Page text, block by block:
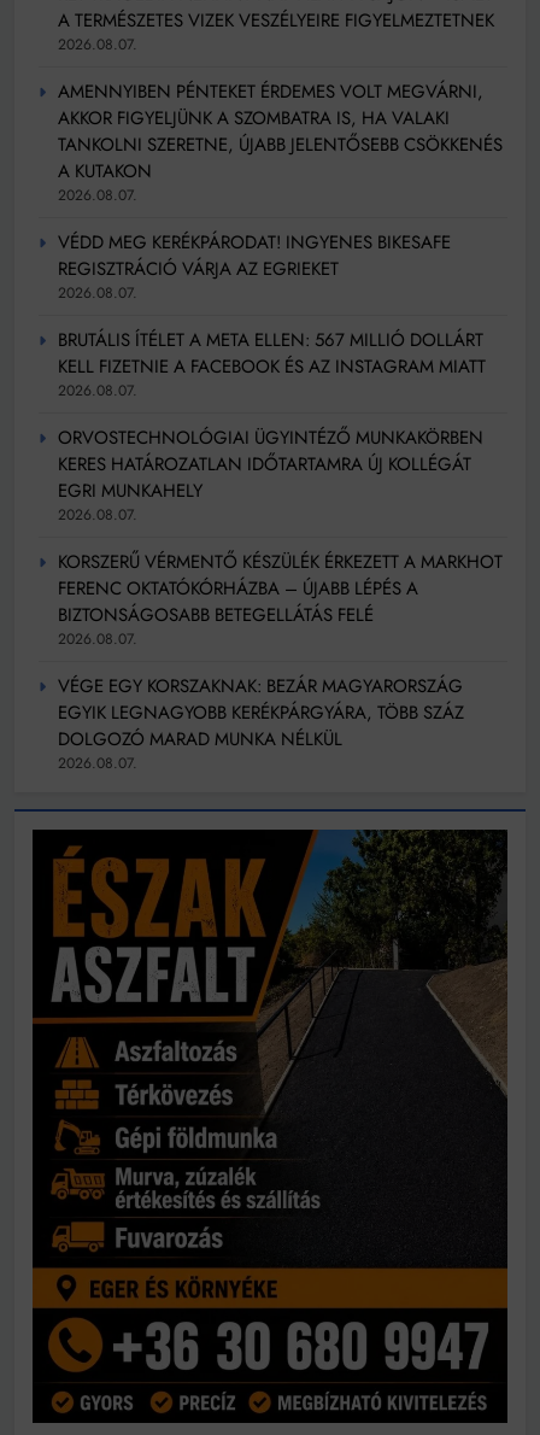
A TERMÉSZETES VIZEK VESZÉLYEIRE FIGYELMEZTETNEK
2026.08.07.
AMENNYIBEN PÉNTEKET ÉRDEMES VOLT MEGVÁRNI,
AKKOR FIGYELJÜNK A SZOMBATRA IS, HA VALAKI
TANKOLNI SZERETNE, ÚJABB JELENTŐSEBB CSÖKKENÉS
A KUTAKON
2026.08.07.
VÉDD MEG KERÉKPÁRODAT! INGYENES BIKESAFE
REGISZTRÁCIÓ VÁRJA AZ EGRIEKET
2026.08.07.
BRUTÁLIS ÍTÉLET A META ELLEN: 567 MILLIÓ DOLLÁRT
KELL FIZETNIE A FACEBOOK ÉS AZ INSTAGRAM MIATT
2026.08.07.
ORVOSTECHNOLÓGIAI ÜGYINTÉZŐ MUNKAKÖRBEN
KERES HATÁROZATLAN IDŐTARTAMRA ÚJ KOLLÉGÁT
EGRI MUNKAHELY
2026.08.07.
KORSZERŰ VÉRMENTŐ KÉSZÜLÉK ÉRKEZETT A MARKHOT
FERENC OKTATÓKÓRHÁZBA – ÚJABB LÉPÉS A
BIZTONSÁGOSABB BETEGELLÁTÁS FELÉ
2026.08.07.
VÉGE EGY KORSZAKNAK: BEZÁR MAGYARORSZÁG
EGYIK LEGNAGYOBB KERÉKPÁRGYÁRA, TÖBB SZÁZ
DOLGOZÓ MARAD MUNKA NÉLKÜL
2026.08.07.